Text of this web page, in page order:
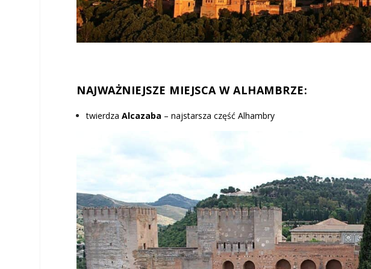
NAJWAŻNIEJSZE MIEJSCA W ALHAMBRZE:
twierdzaAlcazaba – najstarsza część Alhambry